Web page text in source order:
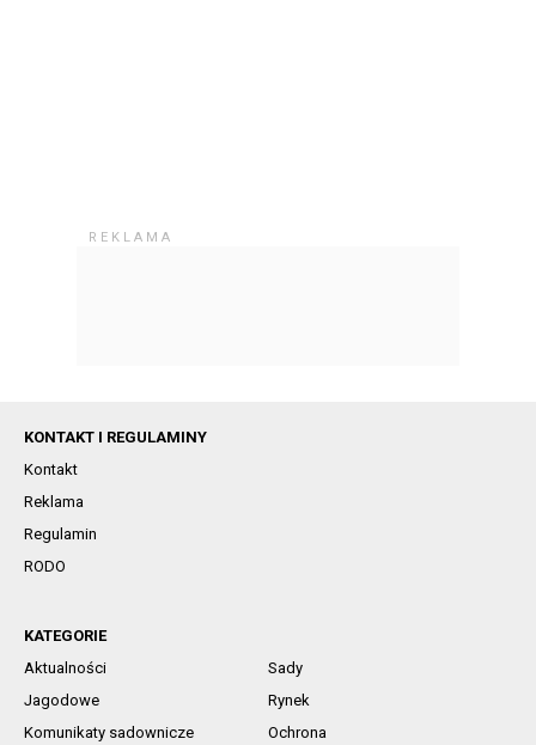
KONTAKT I REGULAMINY
Kontakt
Reklama
Regulamin
RODO
KATEGORIE
Aktualności
Sady
Jagodowe
Rynek
Komunikaty sadownicze
Ochrona